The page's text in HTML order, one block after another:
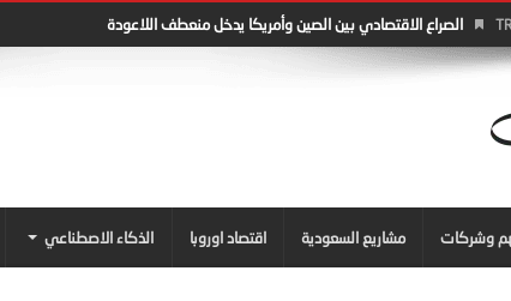
وشركات مشاريع السعودية اقتصاد اوروبا الذكاء الاصطناعي